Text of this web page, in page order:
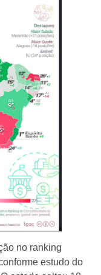
no ranking
estudo do